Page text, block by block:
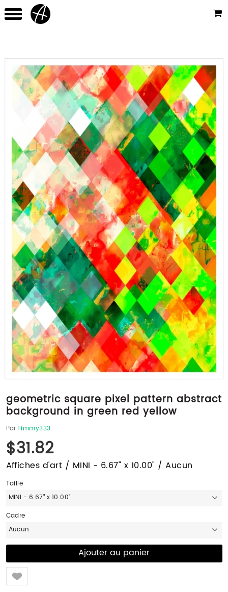
geometric square pixel pattern abstract
background in green red yellow
ParTimmy333
$31.82
Affiches d'art / MINI - 6.67" x 10.00" / Aucun
Taille
MINI - 6.67" x 10.00"
Cadre
Aucun
Like